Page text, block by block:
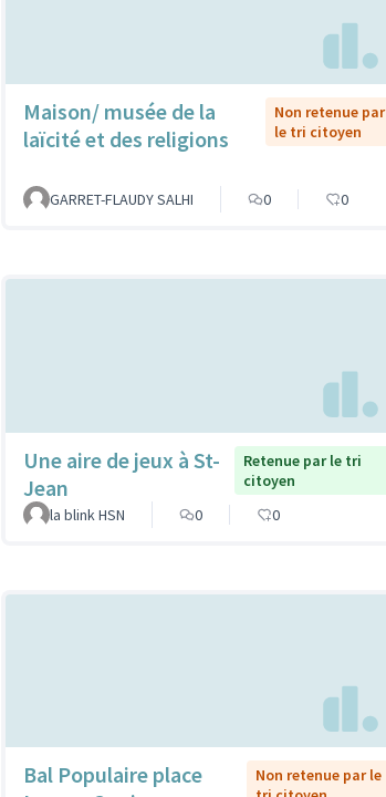
Maison/ musée de la
laïcité et des religions
Non retenue par
le tri citoyen
GARRET-FLAUDY SALHI 0 0
Une aire de jeux à St-
Jean
Retenue par le tri
citoyen
la blink HSN
0 0
Bal Populaire place
Non retenue par le